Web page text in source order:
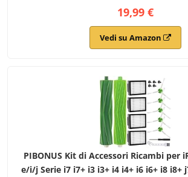
and Plus Version, 1 Set di spazzole in
spazzole laterali
19,99 €
Vedi su Amazon
PIBONUS Kit di Accessori Ricambi per
e/i/j Serie i7 i7+ i3 i3+ i4 i4+ i6 i6+ i8 i8+